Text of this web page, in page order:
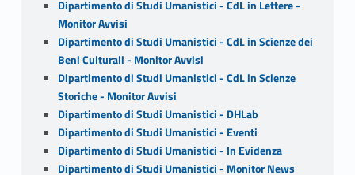
Dipartimento di Studi Umanistici - CdL in Lettere -
Monitor Avvisi
Dipartimento di Studi Umanistici - CdL in Scienze dei
Beni Culturali - Monitor Avvisi
Dipartimento di Studi Umanistici - CdL in Scienze
Storiche - Monitor Avvisi
Dipartimento di Studi Umanistici - DHLab
Dipartimento di Studi Umanistici - Eventi
Dipartimento di Studi Umanistici - In Evidenza
Dipartimento di Studi Umanistici - Monitor News